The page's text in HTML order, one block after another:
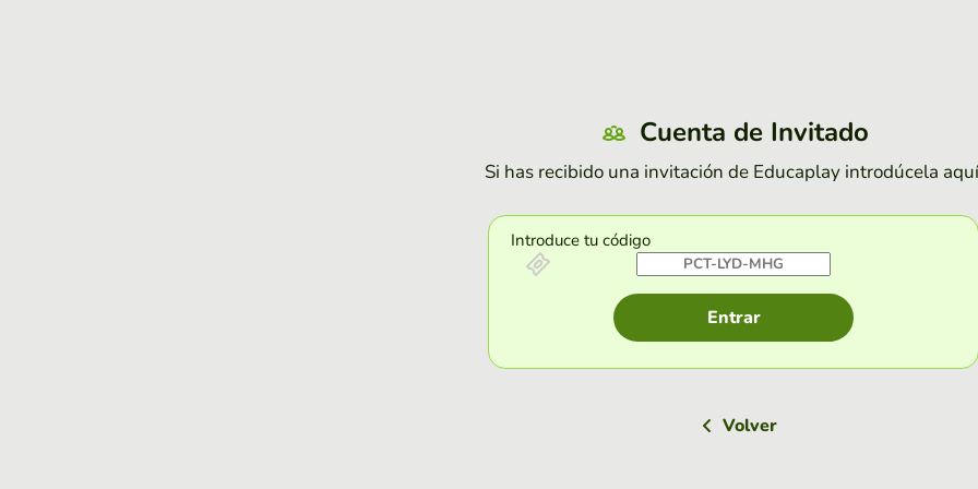
Cuenta de Invitado
Si has recibido una invitación de Educaplay introdúcela
Introduce tu código
Entrar
Volver